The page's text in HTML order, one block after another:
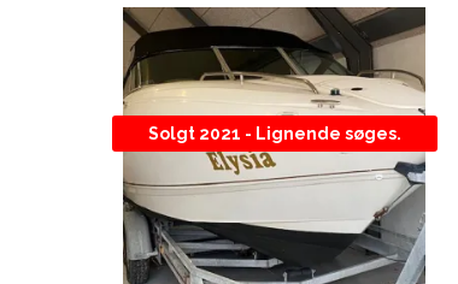
Solgt 2021 - Lignende søges.